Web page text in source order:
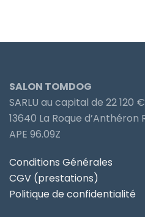
SALON TOMDOG
SARLU au capital de 22 120
13640 La Roque d’Anthéron
APE 96.09Z
Conditions Générales
CGV (prestations)
Politique de confidentialité